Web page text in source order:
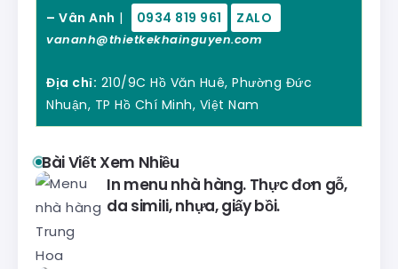
– Vân Anh | 0934 819 961 ZALO
vananh@thietkekhainguyen.com
Địa chỉ: 210/9C Hồ Văn Huê, Phường Đức
Nhuận, TP Hồ Chí Minh, Việt Nam
Bài Viết Xem Nhiều
In menu nhà hàng. Thực đơn gỗ,
da simili, nhựa, giấy bồi.